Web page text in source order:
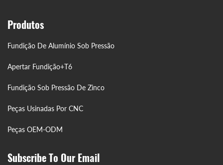
Produtos
Fundição De Alumínio Sob Pressão
Apertar Fundição+T6
Fundição Sob Pressão De Zinco
Peças Usinadas Por CNC
Peças OEM-ODM
Subscribe To Our Email